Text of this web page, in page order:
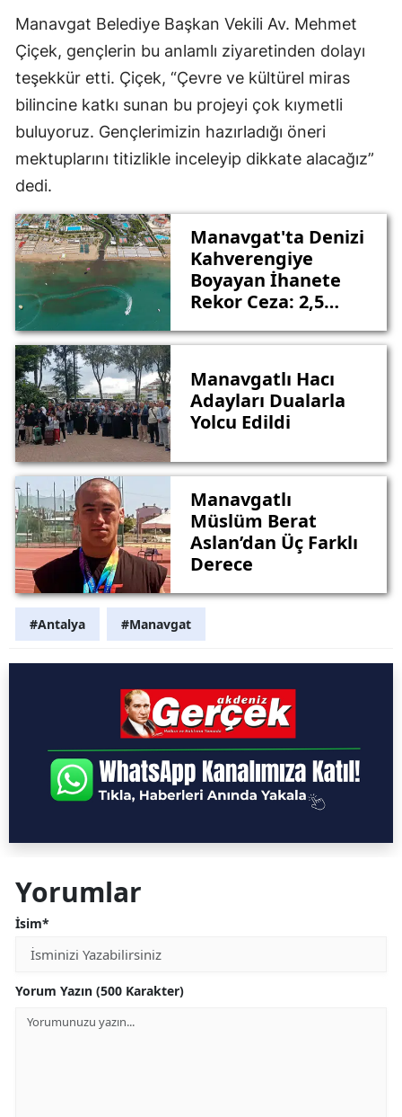
Manavgat Belediye Başkan Vekili Av. Mehmet
Çiçek, gençlerin bu anlamlı ziyaretinden dolayı
teşekkür etti. Çiçek, “Çevre ve kültürel miras
bilincine katkı sunan bu projeyi çok kıymetli
buluyoruz. Gençlerimizin hazırladığı öneri
mektuplarını titizlikle inceleyip dikkate alacağız”
dedi.
Manavgat'ta Denizi
Kahverengiye
Boyayan İhanete
Rekor Ceza: 2,5
Manavgatlı Hacı
Adayları Dualarla
Yolcu Edildi
Manavgatlı
Müslüm Berat
Aslan’dan Üç Farklı
Derece
#Antalya #Manavgat
Yorumlar
İsim*
Yorum Yazın (500 Karakter)